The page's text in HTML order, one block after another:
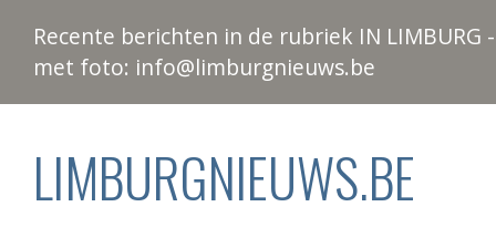
Recente berichten in de rubriek IN
met foto: info@limburgnieuws.be
LIMBURGNIEUWS.BE